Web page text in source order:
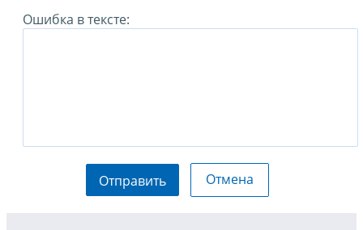
Ошибка в тексте:
Отправить Отмена